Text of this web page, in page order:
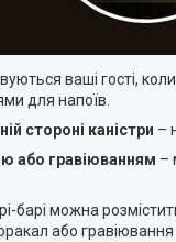
ваші гості,
для напоїв.
стороні каністри –
або гравіюванням –
барі можна
або